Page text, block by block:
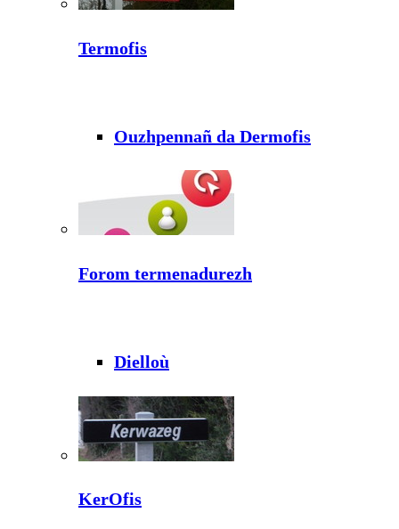
Termofis
Ouzhpennañ da Dermofis
Forom termenadurezh
Dielloù
KerOfis